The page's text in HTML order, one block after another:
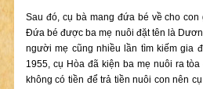
Sau đó, cụ bà mang đứa bé về cho
Đứa bé được ba mẹ nuôi đặt tên là
người mẹ cũng nhiều lần tìm kiếm gia
1955, cụ Hòa đã kiện ba mẹ nuôi ra
không có tiền để trả tiền nuôi con nên